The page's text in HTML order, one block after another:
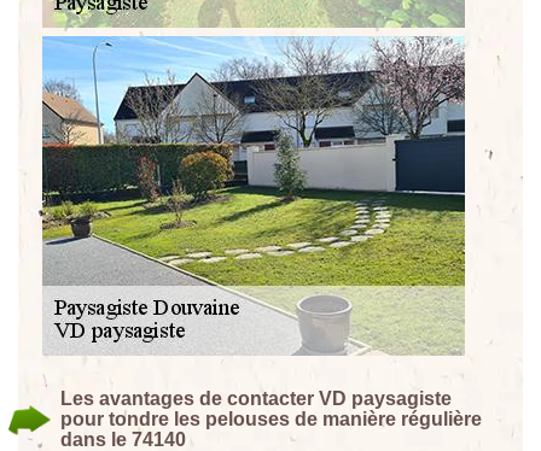
Les avantages de contacter VD paysagiste
pour tondre les pelouses de manière régulière
dans le 74140